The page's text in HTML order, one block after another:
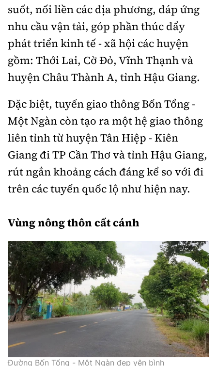
suốt, nối liền các địa phương, đáp ứng
nhu cầu vận tải, góp phần thúc đẩy
phát triển kinh tế - xã hội các huyện
gồm: Thới Lai, Cờ Đỏ, Vĩnh Thạnh và
huyện Châu Thành A, tỉnh Hậu Giang.
Đặc biệt, tuyến giao thông Bốn Tổng -
Một Ngàn còn tạo ra một hệ giao thông
liên tỉnh từ huyện Tân Hiệp - Kiên
Giang đi TP Cần Thơ và tỉnh Hậu Giang,
rút ngắn khoảng cách đáng kể so với đi
trên các tuyến quốc lộ như hiện nay.
Vùng nông thôn cất cánh
Đường Bốn Tổng - Một Ngàn đẹp yên bình